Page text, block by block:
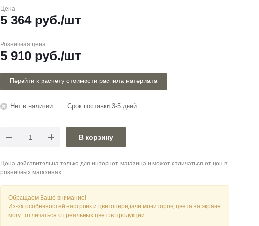
Цена
5 364руб./шт
Розничная цена
5 910 руб./шт
Перейти к расчету стоимости распила материала
Нет в наличии Срок поставки 3-5 дней
В корзину
Цена действительна только для интернет-магазина и может отличаться от цен в
розничных магазинах
Обращаем Ваше внимание!
Из-за особенностей настроек и цветопередачи мониторов, цвета на экране
могут отличаться от реальных цветов продукции.